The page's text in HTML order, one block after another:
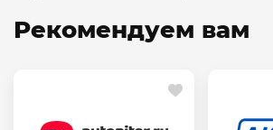
Рекомендуем вам